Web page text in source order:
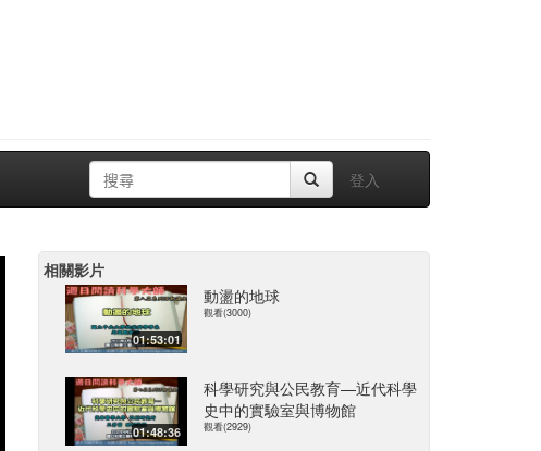
登入
相關影片
01:53:01
動盪的地球
觀看(3000)
01:48:36
科學研究與公民教育—近代科學
史中的實驗室與博物館
觀看(2929)